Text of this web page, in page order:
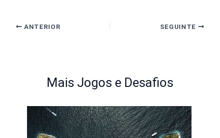
ANTERIOR SEGUINTE
Mais Jogos e Desafios